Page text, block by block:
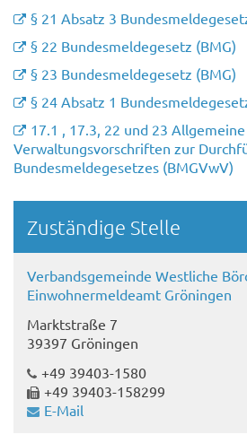
§ 21 Absatz 3
§ 22 Bundesmeldegesetz (BMG)
§ 23 Bundesmeldegesetz (BMG)
§ 24 Absatz 1
17.1 , 17.3, 22 und 23 Allgemeine
Verwaltungsvorschriften zur
Bundesmeldegesetzes (BMGVwV)
Randspalte
Zuständige Stelle
Verbandsgemeinde Westliche
Einwohnermeldeamt Gröningen
Marktstraße 7
39397 Gröningen
+49 39403-1580
+49 39403-158299
E-Mail